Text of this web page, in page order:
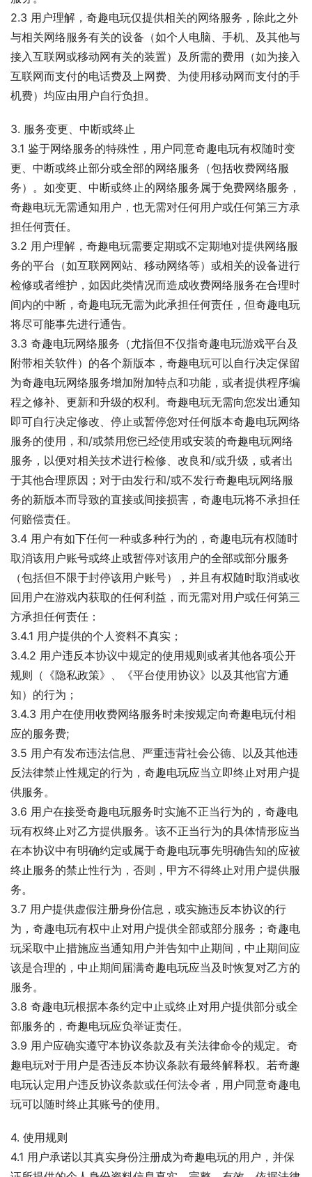
2.3 用户理解，奇趣电玩仅提供相关的网络服务，除此之外
与相关网络服务有关的设备（如个人电脑、手机、及其他与
接入互联网或移动网有关的装置）及所需的费用（如为接入
互联网而支付的电话费及上网费、为使用移动网而支付的手
机费）均应由用户自行负担。
3. 服务变更、中断或终止
3.1 鉴于网络服务的特殊性，用户同意奇趣电玩有权随时变
更、中断或终止部分或全部的网络服务（包括收费网络服
务）。如变更、中断或终止的网络服务属于免费网络服务，
奇趣电玩无需通知用户，也无需对任何用户或任何第三方承
担任何责任。
3.2 用户理解，奇趣电玩需要定期或不定期地对提供网络服
务的平台（如互联网网站、移动网络等）或相关的设备进行
检修或者维护，如因此类情况而造成收费网络服务在合理时
间内的中断，奇趣电玩无需为此承担任何责任，但奇趣电玩
将尽可能事先进行通告。
3.3 奇趣电玩网络服务（尤指但不仅指奇趣电玩游戏平台及
附带相关软件）的各个新版本，奇趣电玩可以自行决定保留
为奇趣电玩网络服务增加附加特点和功能，或者提供程序编
程之修补、更新和升级的权利。奇趣电玩无需向您发出通知
即可自行决定修改、停止或暂停您对任何版本奇趣电玩网络
服务的使用，和/或禁用您已经使用或安装的奇趣电玩网络
服务，以便对相关技术进行检修、改良和/或升级，或者出
于其他合理原因；对于由发行和/或不发行奇趣电玩网络服
务的新版本而导致的直接或间接损害，奇趣电玩将不承担任
何赔偿责任。
3.4 用户有如下任何一种或多种行为的，奇趣电玩有权随时
取消该用户账号或终止或暂停对该用户的全部或部分服务
（包括但不限于封停该用户账号），并且有权随时取消或收
回用户在游戏内获取的任何利益，而无需对用户或任何第三
方承担任何责任：
3.4.1 用户提供的个人资料不真实；
3.4.2 用户违反本协议中规定的使用规则或者其他各项公开
规则（《隐私政策》、《平台使用协议》以及其他官方通
知）的行为；
3.4.3 用户在使用收费网络服务时未按规定向奇趣电玩付相
应的服务费;
3.5 用户有发布违法信息、严重违背社会公德、以及其他违
反法律禁止性规定的行为，奇趣电玩应当立即终止对用户提
供服务。
3.6 用户在接受奇趣电玩服务时实施不正当行为的，奇趣电
玩有权终止对乙方提供服务。该不正当行为的具体情形应当
在本协议中有明确约定或属于奇趣电玩事先明确告知的应被
终止服务的禁止性行为，否则，甲方不得终止对用户提供服
务。
3.7 用户提供虚假注册身份信息，或实施违反本协议的行
为，奇趣电玩有权中止对用户提供全部或部分服务；奇趣电
玩采取中止措施应当通知用户并告知中止期间，中止期间应
该是合理的，中止期间届满奇趣电玩应当及时恢复对乙方的
服务。
3.8 奇趣电玩根据本条约定中止或终止对用户提供部分或全
部服务的，奇趣电玩应负举证责任。
3.9 用户应确实遵守本协议条款及有关法律命令的规定。奇
趣电玩对于用户是否违反本协议条款有最终解释权。若奇趣
电玩认定用户违反协议条款或任何法令者，用户同意奇趣电
玩可以随时终止其账号的使用。
4. 使用规则
4.1 用户承诺以其真实身份注册成为奇趣电玩的用户，并保